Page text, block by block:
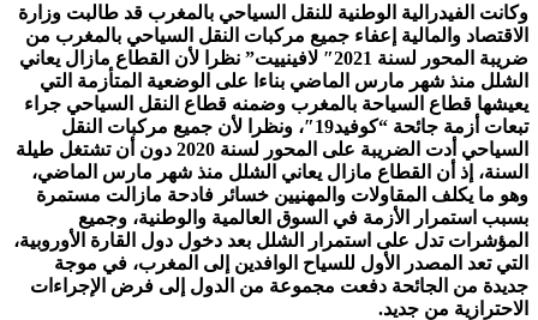
وكانت الفيدرالية الوطنية للنقل السياحي بالمغرب قد طالبت وزارة
الاقتصاد والمالية إعفاء جميع مركبات النقل السياحي بالمغرب من
ضريبة المحور لسنة 2021″ لافينييت” نظرا لأن القطاع مازال يعاني
الشلل منذ شهر مارس الماضي بناءا على الوضعية المتأزمة التي
يعيشها قطاع السياحة بالمغرب وضمنه قطاع النقل السياحي جراء
تبعات أزمة جائحة “كوفيد19″، ونظرا لأن جميع مركبات النقل
السياحي أدت الضريبة على المحور لسنة 2020 دون أن تشتغل طيلة
السنة، إذ أن القطاع مازال يعاني الشلل منذ شهر مارس الماضي،
وهو ما يكلف المقاولات والمهنيين خسائر فادحة مازالت مستمرة
بسبب استمرار الأزمة في السوق العالمية والوطنية، وجميع
المؤشرات تدل على استمرار الشلل بعد دخول دول القارة الأوروبية،
التي تعد المصدر الأول للسياح الوافدين إلى المغرب، في موجة
جديدة من الجائحة دفعت مجموعة من الدول إلى فرض الإجراءات
الاحترازية من جديد.